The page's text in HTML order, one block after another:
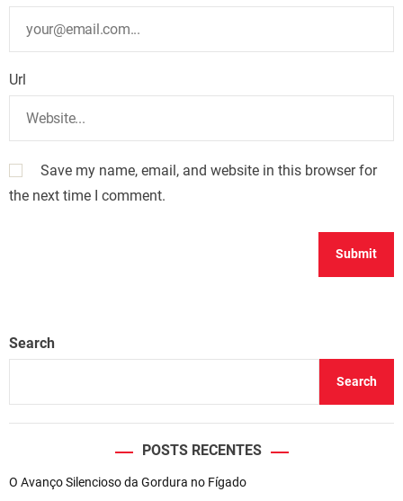
Url
Save my name, email, and website in this browser for
the next time I comment.
Search
Search
POSTS RECENTES
O Avanço Silencioso da Gordura no Fígado